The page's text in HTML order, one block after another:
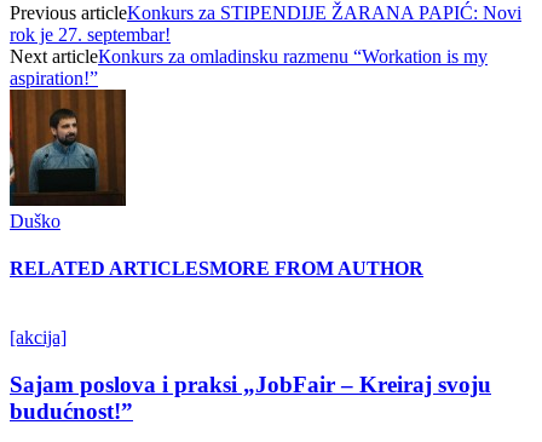
Previous articleKonkurs za STIPENDIJE ŽARANA PAPIĆ: Novi
rok je 27. septembar!
Next articleКonkurs za omladinsku razmenu “Workation is my
aspiration!”
Duško
RELATED ARTICLESMORE FROM AUTHOR
[akcija]
Sajam poslova i praksi „JobFair – Kreiraj svoju
budućnost!”